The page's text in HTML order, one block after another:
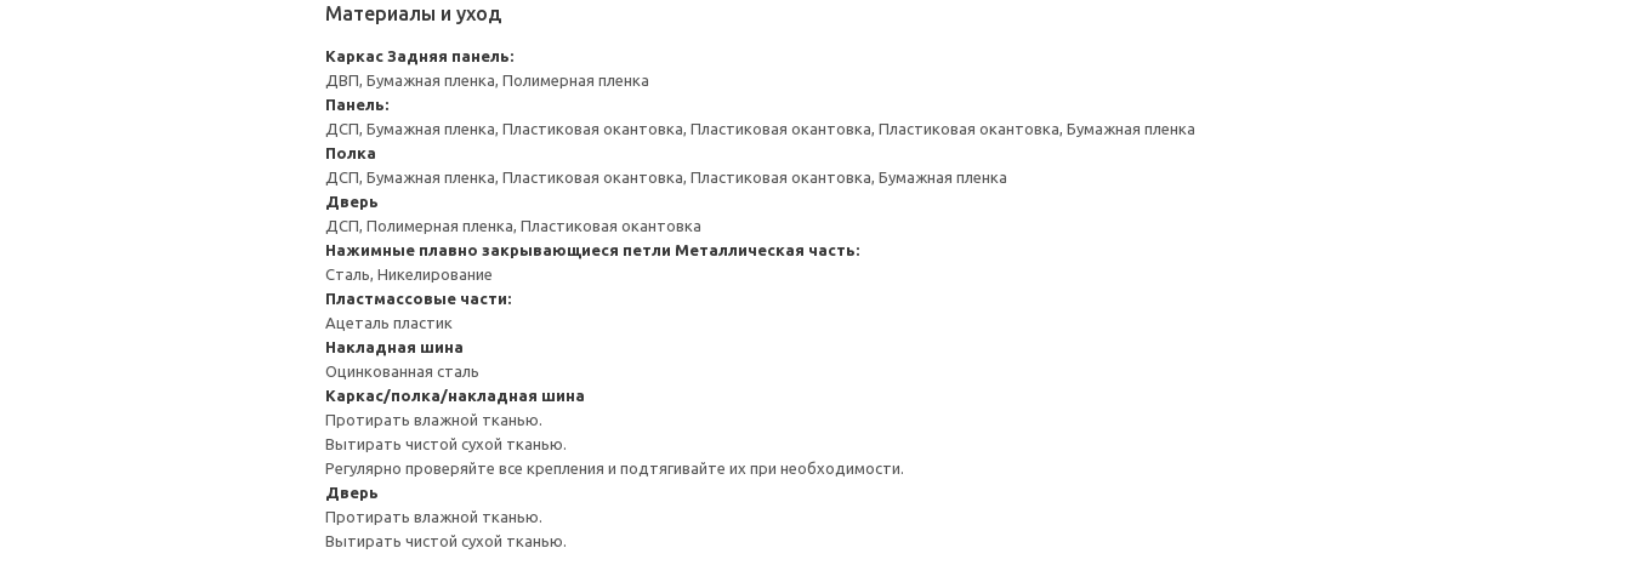
Материалы и уход
Каркас Задняя панель:
ДВП, Бумажная пленка, Полимерная пленка
Панель:
ДСП, Бумажная пленка, Пластиковая окантовка, Пластиковая окантовка, Пластиковая окантовка, Бумажная пленка
Полка
ДСП, Бумажная пленка, Пластиковая окантовка, Пластиковая окантовка, Бумажная пленка
Дверь
ДСП, Полимерная пленка, Пластиковая окантовка
Нажимные плавно закрывающиеся петли Металлическая часть:
Сталь, Никелирование
Пластмассовые части:
Ацеталь пластик
Накладная шина
Оцинкованная сталь
Каркас/полка/накладная шина
Протирать влажной тканью.
Вытирать чистой сухой тканью.
Регулярно проверяйте все крепления и подтягивайте их при необходимости.
Дверь
Протирать влажной тканью.
Вытирать чистой сухой тканью.